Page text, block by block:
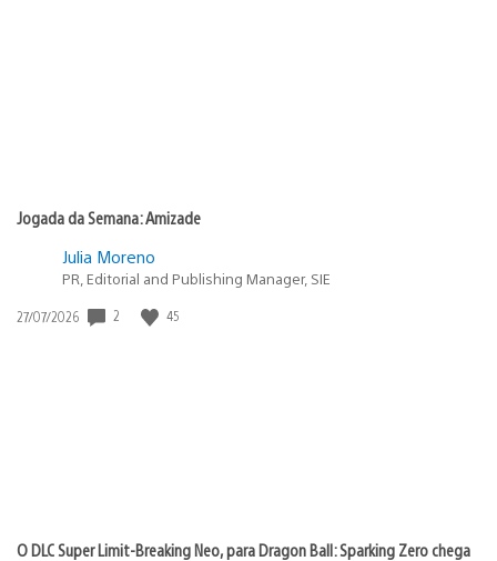
Jogada da Semana: Amizade
Julia Moreno
PR, Editorial and Publishing Manager, SIE
Data
27/07/2026 2 45
O DLC Super Limit-Breaking Neo, para Dragon Ball: Sparking Zero chega